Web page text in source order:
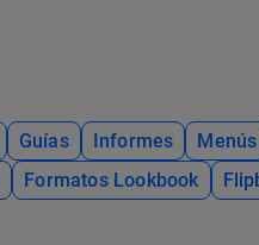
Guías Informes Menús
Formatos Lookbook